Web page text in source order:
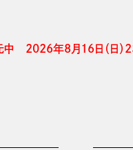
中　2026年8月16日（日